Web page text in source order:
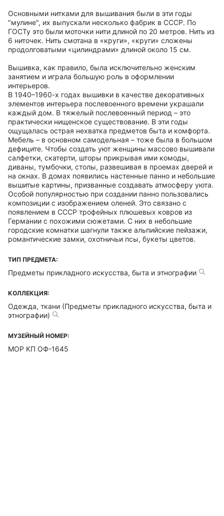
Основными нитками для вышивания были в эти годы
"мулине", их выпускали несколько фабрик в СССР. По
ГОСТу это были моточки нити длиной по 20 метров. Нить из
6 ниточек. Нить смотана в «круги», «круги» сложены
продолговатыми «цилиндрами» длиной около 15 см.
Вышивка, как правило, была исключительно женским
занятием и играла большую роль в оформлении
интерьеров.
В 1940–1960-х годах вышивки в качестве декоративных
элементов интерьера послевоенного времени украшали
каждый дом. В тяжелый послевоенный период – это
практически нищенское существование. В эти годы
ощущалась острая нехватка предметов быта и комфорта.
Мебель – в основном самодельная – тоже была в большом
дефиците. Чтобы создать уют женщины массово вышивали
салфетки, скатерти, шторы прикрывая ими комоды,
диваны, тумбочки, столы, развешивая в проемах дверей и
на окнах. В домах появились настенные панно и небольшие
вышитые картины, призванные создавать атмосферу уюта.
Особой популярностью при создании панно пользовались
композиции с изображением оленей. Это связано с
появлением в СССР трофейных плюшевых ковров из
Германии с похожими сюжетами. С них в небольшие
городские комнатки шагнули также альпийские пейзажи,
романтические замки, охотничьи псы, букеты цветов.
ТИП ПРЕДМЕТА:
Предметы прикладного искусства, быта и этнографии
КОЛЛЕКЦИЯ:
Одежда, ткани (Предметы прикладного искусства, быта и
этнографии)
МУЗЕЙНЫЙ НОМЕР:
МОР КП ОФ-1645